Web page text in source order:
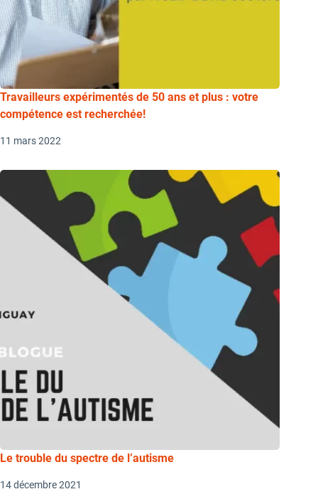
Travailleurs expérimentés de 50 ans et plus : votre
compétence est recherchée!
11 mars 2022
Le trouble du spectre de l’autisme
14 décembre 2021